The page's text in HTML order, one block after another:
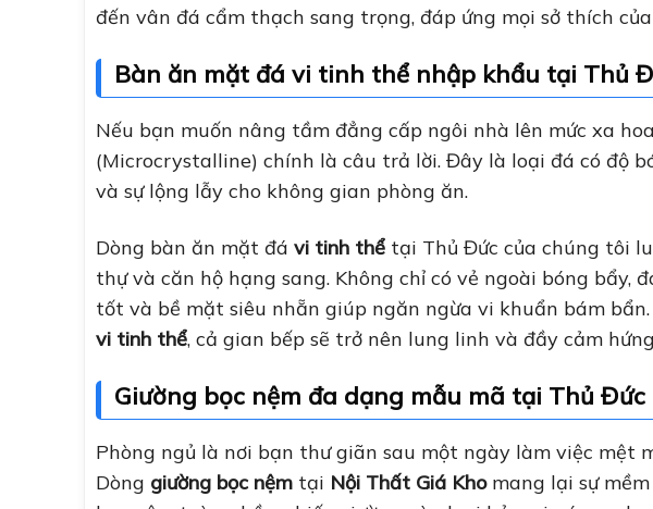
đến vân đá cẩm thạch sang trọng, đáp ứng mọi sở thích
Bàn ăn mặt đá vi tinh thể nhập khẩu tại Thủ
Nếu bạn muốn nâng tầm đẳng cấp ngôi nhà lên mức xa
(Microcrystalline) chính là câu trả lời. Đây là loại đá có độ
và sự lộng lẫy cho không gian phòng ăn.
Dòng bàn ăn mặt đá vi tinh thể tại Thủ Đức của chúng tôi
thự và căn hộ hạng sang. Không chỉ có vẻ ngoài bóng bẩy,
tốt và bề mặt siêu nhẵn giúp ngăn ngừa vi khuẩn bám
vi tinh thể, cả gian bếp sẽ trở nên lung linh và đầy cảm
Giường bọc nệm đa dạng mẫu mã tại Thủ Đức
Phòng ngủ là nơi bạn thư giãn sau một ngày làm việc mệt
Dòng giường bọc nệm tại Nội Thất Giá Khomang lại sự